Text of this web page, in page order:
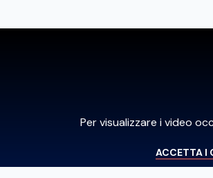
Per visualizzare i video
ACCETTA I